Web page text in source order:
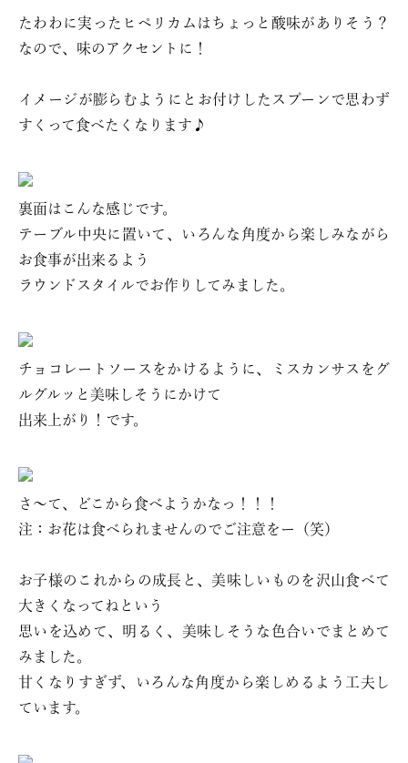
たわわに実ったヒペリカムはちょっと酸味がありそう？
なので、味のアクセントに！
イメージが膨らむようにとお付けしたスプーンで思わず
すくって食べたくなります♪
裏面はこんな感じです。
テーブル中央に置いて、いろんな角度から楽しみながら
お食事が出来るよう
ラウンドスタイルでお作りしてみました。
チョコレートソースをかけるように、ミスカンサスをグ
ルグルッと美味しそうにかけて
出来上がり！です。
さ～て、どこから食べようかなっ！！！
注：お花は食べられませんのでご注意をー（笑）
お子様のこれからの成長と、美味しいものを沢山食べて
大きくなってねという
思いを込めて、明るく、美味しそうな色合いでまとめて
みました。
甘くなりすぎず、いろんな角度から楽しめるよう工夫し
ています。